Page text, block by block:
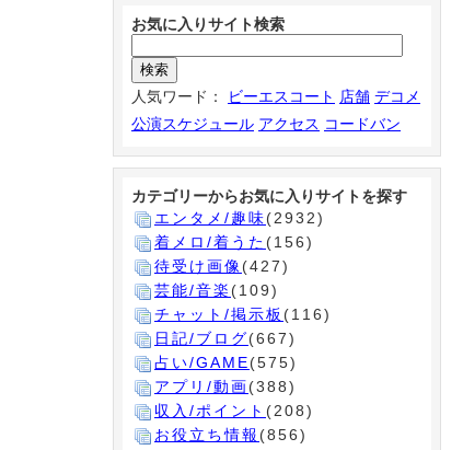
お気に入りサイト検索
人気ワード： ビーエスコート 店舗 デコメ
公演スケジュール アクセス コードバン
カテゴリーからお気に入りサイトを探す
エンタメ/趣味(2932)
着メロ/着うた (156)
待受け画像(427)
芸能/音楽 (109)
チャット/掲示板 (116)
日記/ブログ(667)
占い/GAME(575)
アプリ/動画(388)
収入/ポイント (208)
お役立ち情報 (856)